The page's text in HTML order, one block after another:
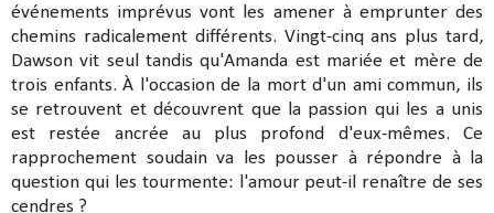
événements imprévus vont les amener à emprunter des
chemins radicalement différents. Vingt-cinq ans plus tard,
Dawson vit seul tandis qu'Amanda est mariée et mère de
trois enfants. À l'occasion de la mort d'un ami commun, ils
se retrouvent et découvrent que la passion qui les a unis
est restée ancrée au plus profond d'eux-mêmes. Ce
rapprochement soudain va les pousser à répondre à la
question qui les tourmente: l'amour peut-il renaître de ses
cendres ?